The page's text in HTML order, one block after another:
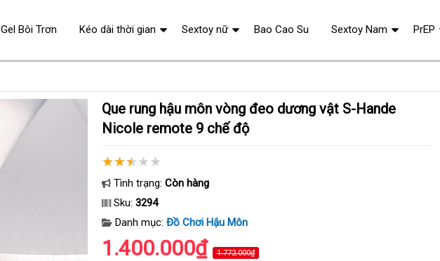
Que rung hậu môn vòng đeo dương vật S-Hande
Nicole remote 9 chế độ
Tình trạng: Còn hàng
Sku: 3294
Danh mục: Đồ Chơi Hậu Môn
1.400.000₫ 1.772.000₫
Gel Bôi Trơn Kéo dài thời gian Sextoy nữ Bao Cao Su Sextoy Nam PrEP